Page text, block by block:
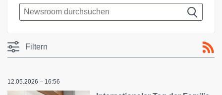
Filtern
12.05.2026 – 16:56